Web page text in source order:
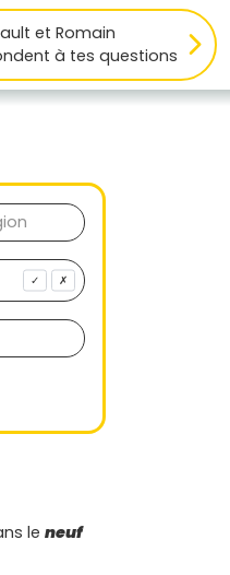
et Romain
à tes questions
✓ ✗
le neuf